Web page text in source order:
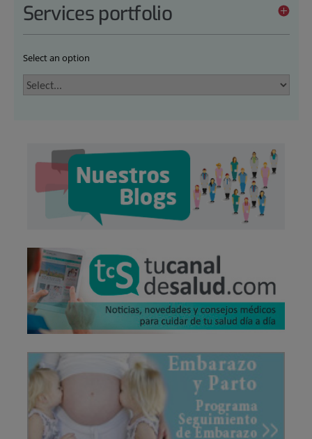
Services portfolio
Select an option